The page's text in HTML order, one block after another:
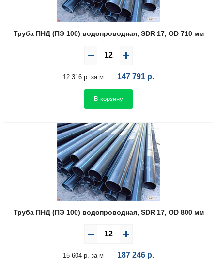
Труба ПНД (ПЭ 100) водопроводная, SDR 17, OD 710 мм
12 316 р. за м 147 791 р.
В корзину
Труба ПНД (ПЭ 100) водопроводная, SDR 17, OD 800 мм
15 604 р. за м 187 246 р.